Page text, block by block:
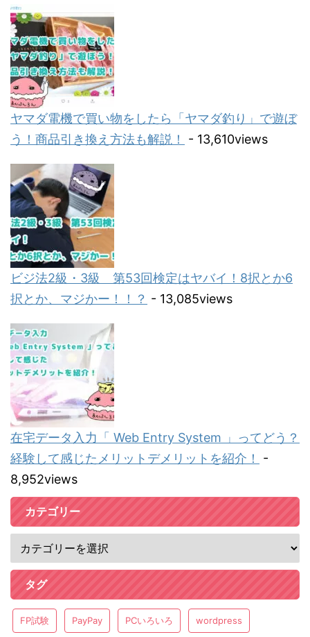
ヤマダ電機で買い物をしたら「ヤマダ釣り」で遊ぼ
う！商品引き換え方法も解説！
- 13,610views
ビジ法2級・3級 第53回検定はヤバイ！8択とか6
択とか、マジかー！！？ - 13,085views
在宅データ入力「 Web Entry System 」ってどう？
経験して感じたメリットデメリットを紹介！
-
8,952views
カテゴリー
タグ
FP試験 PayPay PCいろいろ wordpress